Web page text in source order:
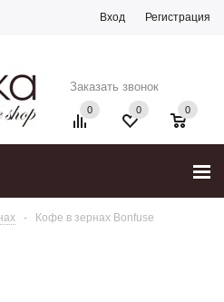
Вход Регистрация
Заказать звонок
0 0
0
-
Кофе в зернах Bonfuse